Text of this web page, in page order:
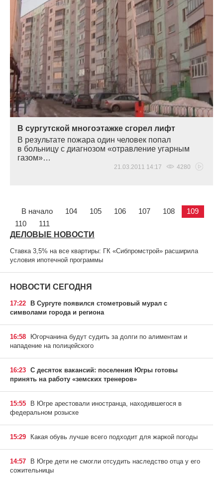
В сургутской многоэтажке сгорел лифт
В результате пожара один человек попал
в больницу с диагнозом «отравление угарным
газом»…
21.03.2011 14:17 4280
В начало 104 105 106 107 108
109
110
111
ДЕЛОВЫЕ НОВОСТИ
Ставка 3,5% на все квартиры: ГК «Сибпромстрой» расширила
условия ипотечной программы
НОВОСТИ СЕГОДНЯ
17:22 В Сургуте появился стометровый мурал с
символами города и региона
16:58
Югорчанина будут судить за долги по алиментам и
нападение на полицейского
16:23 С десяток вакансий: поселения Югры готовы
принять на работу «земских тренеров»
15:55
В Югре арестовали иностранца, находившегося в
федеральном розыске
15:29 Какая обувь лучше всего подходит для жаркой погоды
14:57
В Югре дети не смогли отсудить наследство отца у его
сожительницы